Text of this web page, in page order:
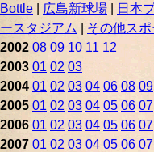
Bottle
広島新球場 日本
ースタジアム
その他スポ
2002 08 09 10 11 12
2003 01 02 03
2004 01 02 03 04 06 08 09
2005 01 02 03 04 05 06 07
2006 01 02 03 04 05 06 07
2007 01 02 03 04 05 06 07